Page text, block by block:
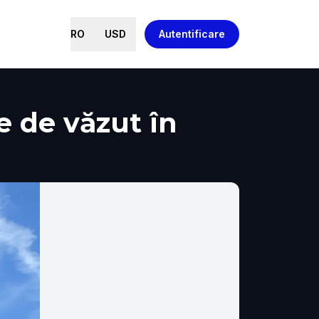
RO USD Autentificare
de văzut în